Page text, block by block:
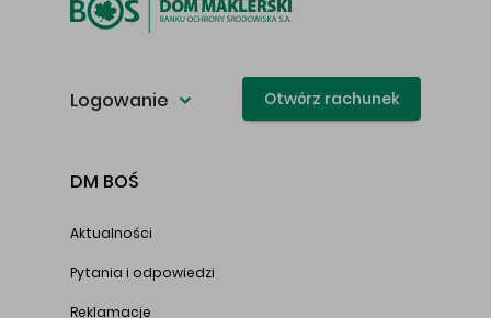
Logowanie Otwórz rachunek
DM BOŚ
Aktualności
Pytania i odpowiedzi
Reklamacje